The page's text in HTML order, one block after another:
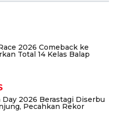
2026 Comeback ke
Total 14 Kelas Balap
Day 2026 Berastagi Diserbu
Pecahkan Rekor